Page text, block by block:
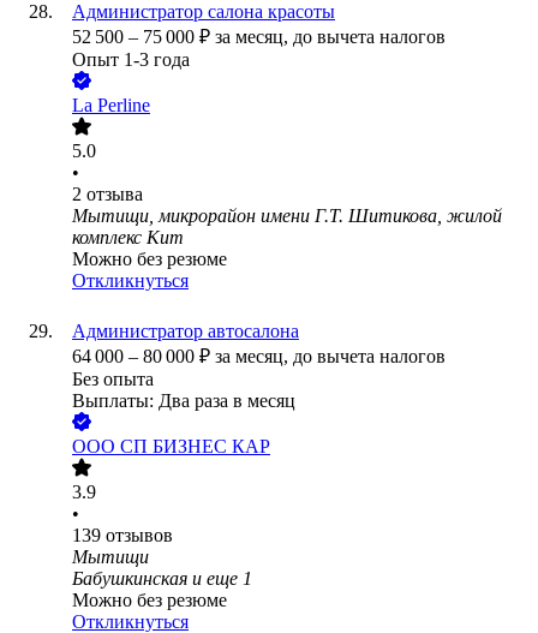
Администратор салона красоты
52 500 – 75 000 ₽ за месяц, до вычета налогов
Опыт 1-3 года
La Perline
5.0
•
2 отзыва
Мытищи, микрорайон имени Г.Т. Шитикова, жилой
комплекс Кит
Можно без резюме
Откликнуться
Администратор автосалона
64 000 – 80 000 ₽ за месяц, до вычета налогов
Без опыта
Выплаты: Два раза в месяц
ООО СП БИЗНЕС КАР
3.9
•
139 отзывов
Мытищи
Бабушкинская и еще 1
Можно без резюме
Откликнуться